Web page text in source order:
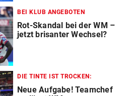
BEI KLUB ANGEBOTEN
Rot-Skandal bei der WM –
jetzt brisanter Wechsel?
DIE TINTE IST TROCKEN:
Neue Aufgabe! Teamchef